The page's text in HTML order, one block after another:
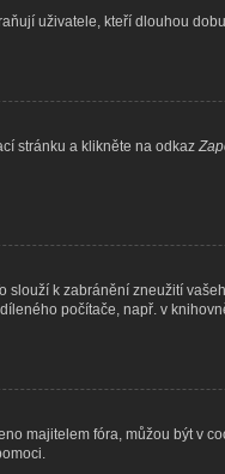
uživatele, kteří dlouhou
stránku a klikněte na odkaz
k zabránění zneužití
počítače, např. v
majitelem fóra, můžou být v